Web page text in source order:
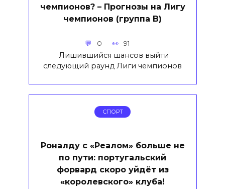
чемпионов? – Прогнозы на Лигу
чемпионов (группа В)
0 91
Лишившийся шансов выйти
следующий раунд Лиги чемпионов
СПОРТ
Роналду с «Реалом» больше не
по пути: португальский
форвард скоро уйдёт из
«королевского» клуба!